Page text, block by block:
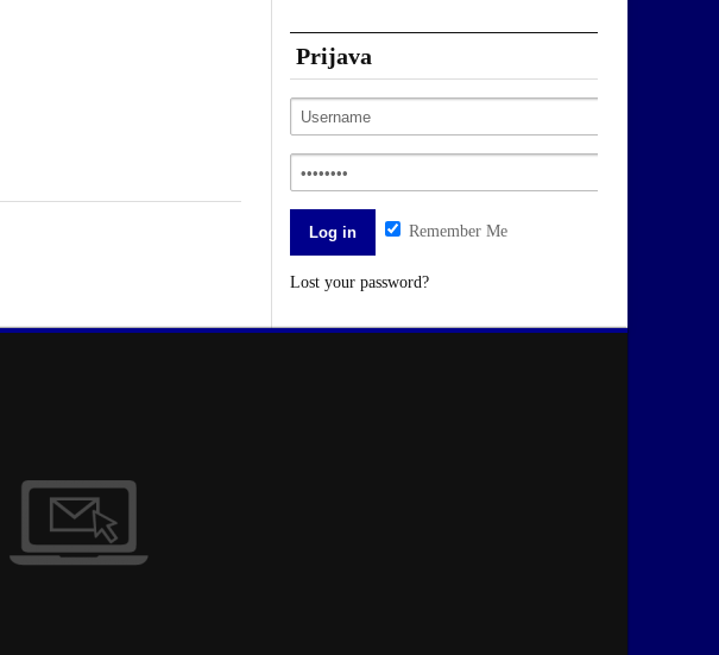
Prijava
Remember Me
Lost your password?